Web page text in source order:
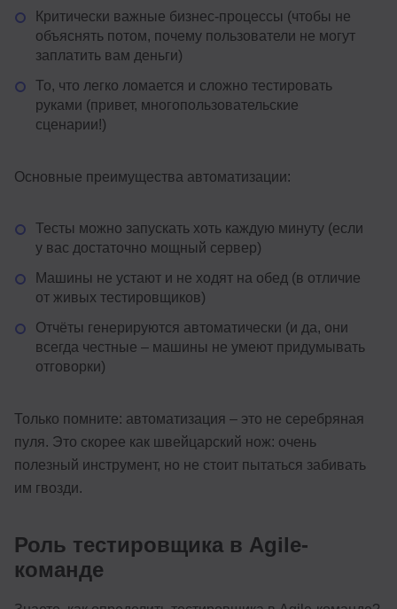
Критически важные бизнес-процессы (чтобы не
объяснять потом, почему пользователи не могут
заплатить вам деньги)
То, что легко ломается и сложно тестировать
руками (привет, многопользовательские
сценарии!)
Основные преимущества автоматизации:
Тесты можно запускать хоть каждую минуту (если
у вас достаточно мощный сервер)
Машины не устают и не ходят на обед (в отличие
от живых тестировщиков)
Отчёты генерируются автоматически (и да, они
всегда честные – машины не умеют придумывать
отговорки)
Только помните: автоматизация – это не серебряная
пуля. Это скорее как швейцарский нож: очень
полезный инструмент, но не стоит пытаться забивать
им гвозди.
Роль тестировщика в Agile-
команде